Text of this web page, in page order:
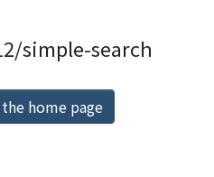
simple-search
home page